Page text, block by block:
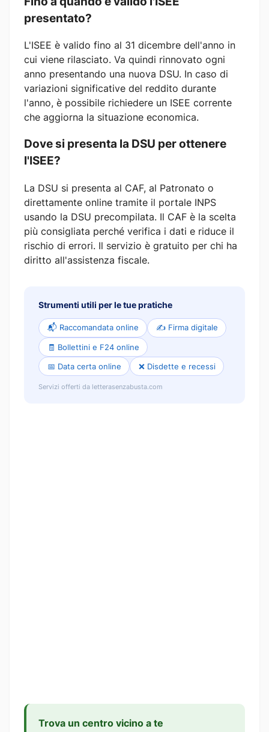
presentato?
L'ISEE è valido fino al 31 dicembre dell'anno in
cui viene rilasciato. Va quindi rinnovato ogni
anno presentando una nuova DSU. In caso di
variazioni significative del reddito durante
l'anno, è possibile richiedere un ISEE corrente
che aggiorna la situazione economica.
Dove si presenta la DSU per ottenere
l'ISEE?
La DSU si presenta al CAF, al Patronato o
direttamente online tramite il portale INPS
usando la DSU precompilata. Il CAF è la scelta
più consigliata perché verifica i dati e riduce il
rischio di errori. Il servizio è gratuito per chi ha
diritto all'assistenza fiscale.
Strumenti utili per le tue pratiche
📬 Raccomandata online ✍️ Firma digitale
🧾 Bollettini e F24 online
📅 Data certa online ❌ Disdette e recessi
Servizi offerti da letterasenzabusta.com
Trova un centro vicino a te